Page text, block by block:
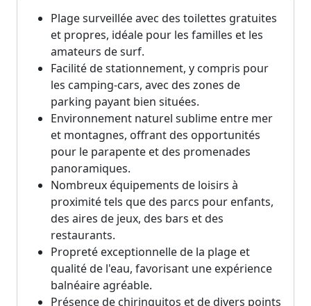
Plage surveillée avec des toilettes gratuites
et propres, idéale pour les familles et les
amateurs de surf.
Facilité de stationnement, y compris pour
les camping-cars, avec des zones de
parking payant bien situées.
Environnement naturel sublime entre mer
et montagnes, offrant des opportunités
pour le parapente et des promenades
panoramiques.
Nombreux équipements de loisirs à
proximité tels que des parcs pour enfants,
des aires de jeux, des bars et des
restaurants.
Propreté exceptionnelle de la plage et
qualité de l'eau, favorisant une expérience
balnéaire agréable.
Présence de chiringuitos et de divers points